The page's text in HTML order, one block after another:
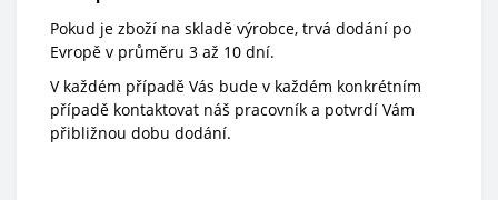
Pokud je zboží na skladě výrobce, trvá dodání po
Evropě v průměru 3 až 10 dní.
V každém případě Vás bude v každém konkrétním
případě kontaktovat náš pracovník a potvrdí Vám
přibližnou dobu dodání.